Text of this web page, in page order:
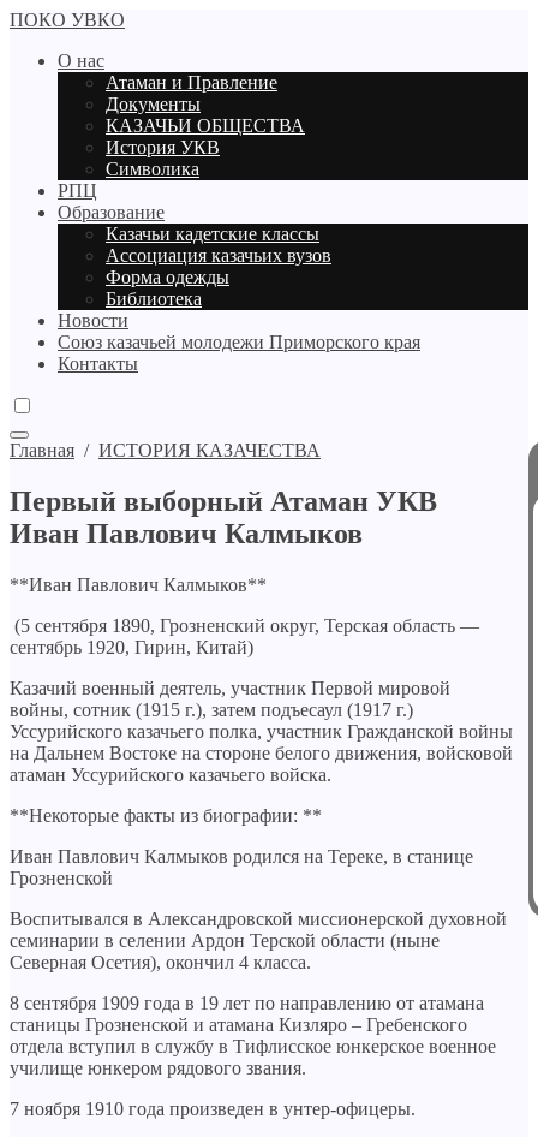
ПОКО УВКО
О нас
Атаман и Правление
Документы
КАЗАЧЬИ ОБЩЕСТВА
История УКВ
Символика
РПЦ
Образование
Казачьи кадетские классы
Ассоциация казачьих вузов
Форма одежды
Библиотека
Новости
Союз казачьей молодежи Приморского края
Контакты
Главная / ИСТОРИЯ КАЗАЧЕСТВА
Первый выборный Атаман УКВ
Иван Павлович Калмыков
**Иван Павлович Калмыков**
(5 сентября 1890, Грозненский округ, Терская область —
сентябрь 1920, Гирин, Китай)
Казачий военный деятель, участник Первой мировой
войны, сотник (1915 г.), затем подъесаул (1917 г.)
Уссурийского казачьего полка, участник Гражданской войны
на Дальнем Востоке на стороне белого движения, войсковой
атаман Уссурийского казачьего войска.
**Некоторые факты из биографии: **
Иван Павлович Калмыков родился на Тереке, в станице
Грозненской
Воспитывался в Александровской миссионерской духовной
семинарии в селении Ардон Терской области (ныне
Северная Осетия), окончил 4 класса.
8 сентября 1909 года в 19 лет по направлению от атамана
станицы Грозненской и атамана Кизляро – Гребенского
отдела вступил в службу в Тифлисское юнкерское военное
училище юнкером рядового звания.
7 ноября 1910 года произведен в унтер-офицеры.